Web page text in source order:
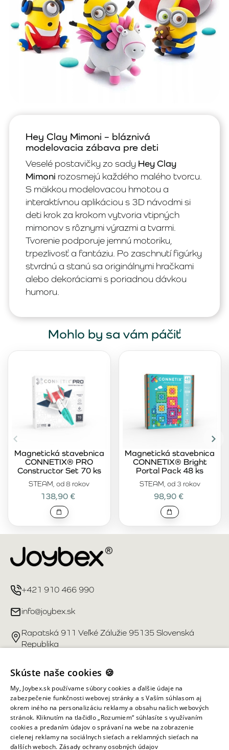
Hey Clay Mimoni – bláznivá
modelovacia zábava pre deti
Veselé postavičky zo sady Hey Clay
Mimoni rozosmejú každého malého tvorcu.
S mäkkou modelovacou hmotou a
interaktívnou aplikáciou s 3D návodmi si
deti krok za krokom vytvoria vtipných
mimonov s rôznymi výrazmi a tvarmi.
Tvorenie podporuje jemnú motoriku,
trpezlivosť a fantáziu. Po zaschnutí figúrky
stvrdnú a stanú sa originálnymi hračkami
alebo dekoráciami s poriadnou dávkou
humoru.
Mohlo by sa vám páčiť
STEAM, od 8 rokov
Magnetická stavebnica
CONNETIX® PRO
Constructor Set 70 ks
138,90 €
STEAM, od 3 rokov
Magnetická stavebnica
CONNETIX® Bright
Portal Pack 48 ks
98,90 €
+421 910 466 990
info@joybex.sk
Rapatská 911 Veľké Zálužie 95135 Slovenská
Republika
Užitočné odkazy
Účet
Informácie obchodu
Skúste naše cookies 🍪
My, Joybex.sk používame súbory cookies a ďalšie údaje na
zabezpečenie funkčnosti webovej stránky a s Vaším súhlasom aj
okrem iného na personalizáciu reklamy a obsahu našich webových
stránok. Kliknutím na tlačidlo „Rozumiem“ súhlasíte s využívaním
cookies a predaním údajov o správaní na webe na zobrazenie
cielenej reklamy na sociálnych sieťach a reklamných sieťach na
ďalších weboch. Zásady ochrany osobných údajov